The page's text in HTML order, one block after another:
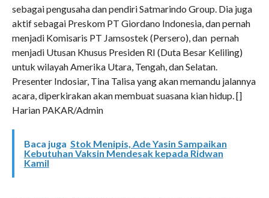
sebagai pengusaha dan pendiri Satmarindo Group. Dia juga
aktif sebagai Preskom PT Giordano Indonesia, dan pernah
menjadi Komisaris PT Jamsostek (Persero), dan pernah
menjadi Utusan Khusus Presiden RI (Duta Besar Keliling)
untuk wilayah Amerika Utara, Tengah, dan Selatan.
Presenter Indosiar, Tina Talisa yang akan memandu jalannya
acara, diperkirakan akan membuat suasana kian hidup. []
Harian PAKAR/Admin
Baca juga Stok Menipis, Ade Yasin Sampaikan
Kebutuhan Vaksin Mendesak kepada Ridwan
Kamil